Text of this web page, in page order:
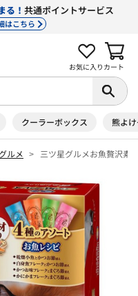
る！ 共通ポイントサービス
はこちら
お気に入り カート
クーラーボックス 熊よ
ルメ 三ツ星グルメお魚贅沢素